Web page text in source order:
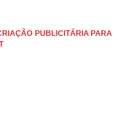
PUBLICITÁRIA PARA